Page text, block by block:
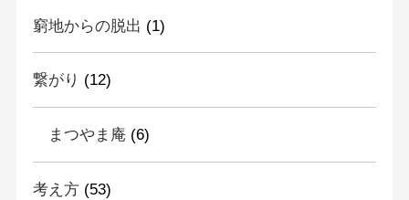
窮地からの脱出 (1)
繋がり (12)
まつやま庵 (6)
考え方(53)